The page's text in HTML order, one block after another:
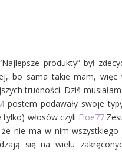
Najlepsze produkty” był
bo sama takie mam,
trudności. Dziś
postem podawały swoje
tylko) włosów czyli Eloe77
nie ma w nim wszystkiego
się na wielu